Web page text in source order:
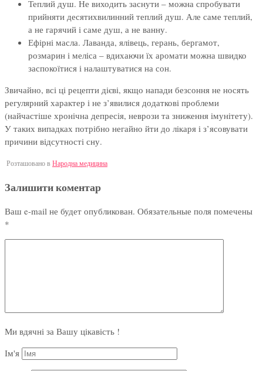
Теплий душ. Не виходить заснути – можна спробувати
прийняти десятихвилинний теплий душ. Але саме теплий,
а не гарячий і саме душ, а не ванну.
Ефірні масла. Лаванда, ялівець, герань, бергамот,
розмарин і меліса – вдихаючи їх аромати можна швидко
заспокоїтися і налаштуватися на сон.
Звичайно, всі ці рецепти дієві, якщо напади безсоння не носять
регулярний характер і не з’явилися додаткові проблеми
(найчастіше хронічна депресія, неврози та зниження імунітету).
У таких випадках потрібно негайно йти до лікаря і з’ясовувати
причини відсутності сну.
Розташовано в Народна медицина
Залишити коментар
Ваш e-mail не будет опубликован. Обязательные поля помечены
*
Ми вдячні за Вашу цікавість !
Ім'я